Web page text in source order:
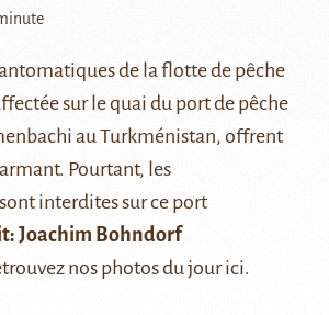
de la flotte de pêche
sur le quai du port de pêche
au Turkménistan, offrent
Pourtant, les
interdites sur ce port
Joachim Bohndorf
nos photos du jourici.